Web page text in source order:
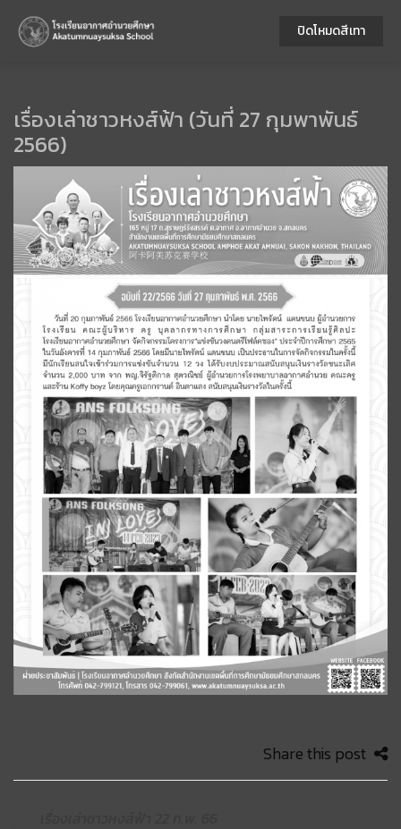
เรื่องเล่าชาวหงส์ฟ้า (วันที่ 27 กุมพาพันธ์
2566)
Share this post
ปิดโหมดสีเทา